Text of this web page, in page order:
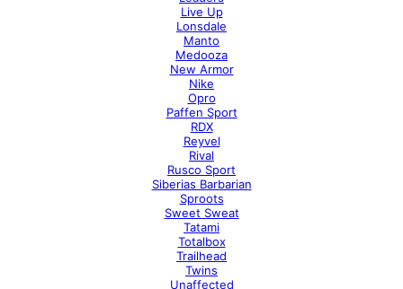
Live Up
Lonsdale
Manto
Medooza
New Armor
Nike
Opro
Paffen Sport
RDX
Reyvel
Rival
Rusco Sport
Siberias Barbarian
Sproots
Sweet Sweat
Tatami
Totalbox
Trailhead
Twins
Unaffected